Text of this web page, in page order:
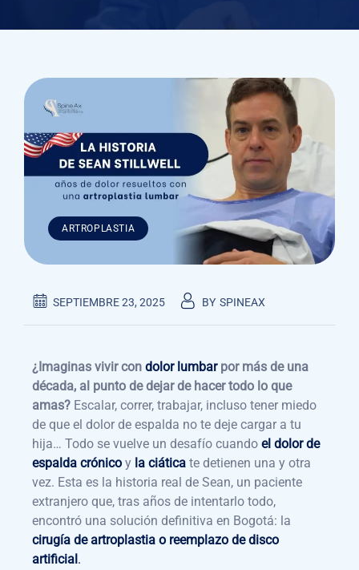
ARTROPLASTIA
SEPTIEMBRE 23, 2025 BY SPINEAX
¿Imaginas vivir con dolor lumbarpor más de una
década, al punto de dejar de hacer todo lo que
amas? Escalar, correr, trabajar, incluso tener miedo
de que el dolor de espalda no te deje cargar a tu
hija… Todo se vuelve un desafío cuando el dolor de
espalda crónico y la ciática te detienen una y otra
vez. Esta es la historia real de Sean, un paciente
extranjero que, tras años de intentarlo todo,
encontró una solución definitiva en Bogotá: la
cirugía de artroplastia o reemplazo de disco
artificial.